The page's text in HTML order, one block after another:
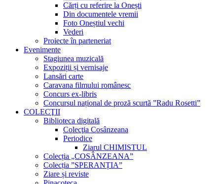
Cărți cu referire la Onești
Din documentele vremii
Foto Oneștiul vechi
Vederi
Proiecte în parteneriat
Evenimente
Stagiunea muzicală
Expoziții și vernisaje
Lansări carte
Caravana filmului românesc
Concurs ex-libris
Concursul național de proză scurtă ”Radu Rosetti”
COLECŢII
Biblioteca digitală
Colecţia Cosânzeana
Periodice
Ziarul CHIMISTUL
Colecția „COSÂNZEANA”
Colecția ”SPERANȚIA”
Ziare și reviste